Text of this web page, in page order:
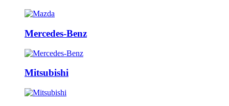
Mercedes-Benz
Mitsubishi